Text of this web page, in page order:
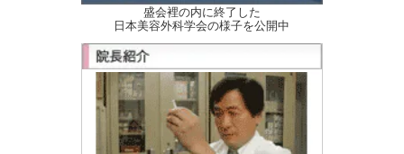
盛会裡の内に終了した
日本美容外科学会の様子を公開中